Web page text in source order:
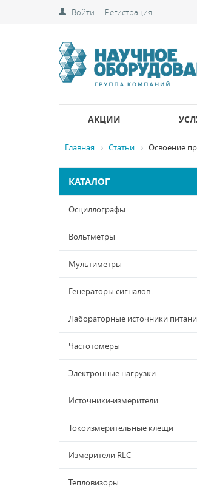
Войти Регистрация
АКЦИИ
Главная Статьи Освоение
КАТАЛОГ
Осциллографы
Вольтметры
Мультиметры
Генераторы сигналов
Лабораторные источники
Частотомеры
Электронные нагрузки
Источники-измерители
Токоизмерительные клещи
Измерители RLC
Тепловизоры